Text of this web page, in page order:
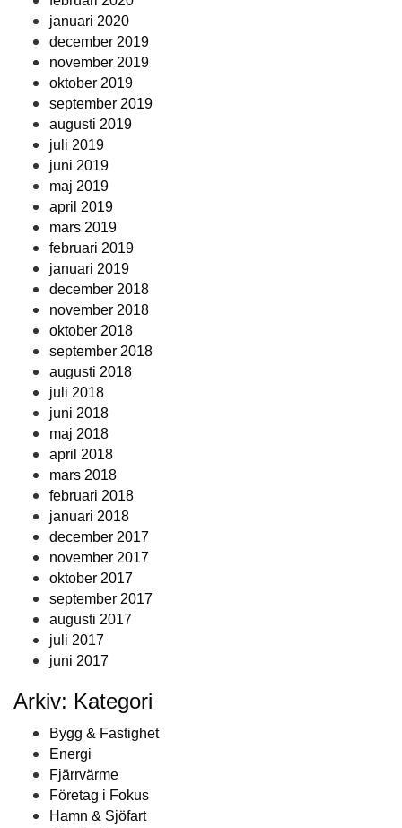
januari 2020
december 2019
november 2019
oktober 2019
september 2019
augusti 2019
juli 2019
juni 2019
maj 2019
april 2019
mars 2019
februari 2019
januari 2019
december 2018
november 2018
oktober 2018
september 2018
augusti 2018
juli 2018
juni 2018
maj 2018
april 2018
mars 2018
februari 2018
januari 2018
december 2017
november 2017
oktober 2017
september 2017
augusti 2017
juli 2017
juni 2017
Arkiv: Kategori
Bygg & Fastighet
Energi
Fjärrvärme
Företag i Fokus
Hamn & Sjöfart